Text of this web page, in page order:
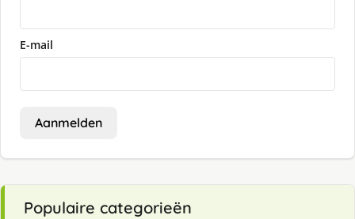
E-mail
Aanmelden
Populaire categorieën